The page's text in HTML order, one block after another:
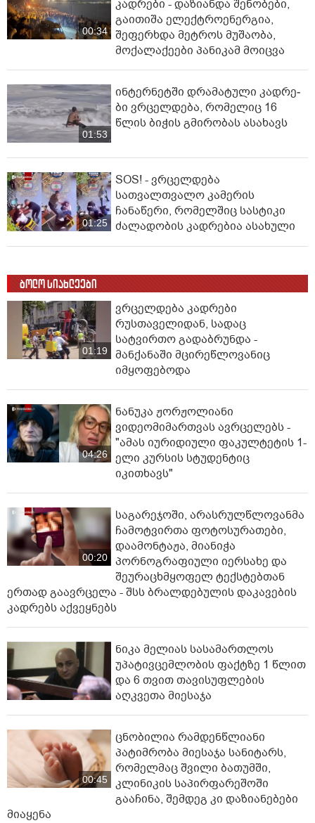
00:34
კადრები - დაზიანდა შენობები,
გაითიშა ელექტროენერგია,
შეფერხდა მეტროს მუშაობა,
მოქალაქეები პანიკამ მოიცვა
01:53
ინ­ტერ­ნეტ­ში დრა­მა­ტუ­ლი კად­რე­
ბი ვრცელდება, რომელიც 16
წლის ბიჭის გმირობას ასახავს
01:25
SOS! - ვრცელდება
სათვალთვალო კამერის
ჩანაწერი, რომელშიც სასტიკი
ძალადობის კადრებია ასახული
ბოლო სიახლეები
01:19
ვრცელდება კადრები
რუსთაველიდან, სადაც
სატვირთო გადაბრუნდა -
მანქანაში მცირეწლოვანიც
იმყოფებოდა
04:26
ნანუკა ჟორჟოლიანი
ვიდეომიმართვას ავრცელებს -
"ამას იურიდიული ფაკულტეტის 1-
ელი კურსის სტუდენტიც
იკითხავს"
00:20
საგარეჯოში, არასრულწლოვანმა
ჩამოტვირთა ფოტოსურათები,
დაამონტაჟა, მიანიჭა
პორნოგრაფიული იერსახე და
შეურაცხმყოფელ ტექსტებთან
ერთად გაავრცელა - შსს ბრალდებულის დაკავების
კადრებს აქვეყნებს
ნიკა მელიას სასამართლოს
უპატივცემლობის ფაქტზე 1 წლით
და 6 თვით თავისუფლების
აღკვეთა მიესაჯა
00:45
ცნობილია რამდენწლიანი
პატიმრობა მიესაჯა სანიტარს,
რომელმაც შვილი ბათუმში,
კლინიკის საპირფარეშოში
გააჩინა, შემდეგ კი დაზიანებები
მიაყენა